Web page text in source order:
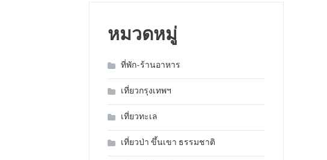
หมวดหมู่
ที่พัก-ร้านอาหาร
เที่ยวกรุงเทพฯ
เที่ยวทะเล
เที่ยวป่า ขึ้นเขา ธรรมชาติ